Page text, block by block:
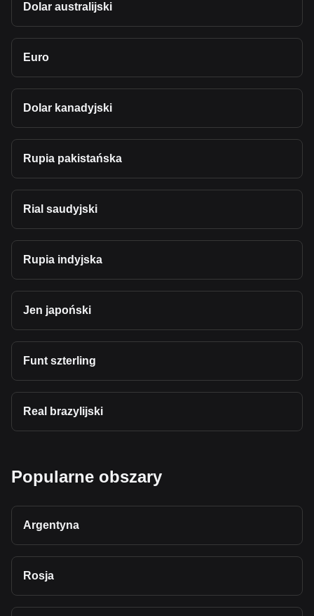
Dolar australijski
Euro
Dolar kanadyjski
Rupia pakistańska
Rial saudyjski
Rupia indyjska
Jen japoński
Funt szterling
Real brazylijski
Popularne obszary
Argentyna
Rosja